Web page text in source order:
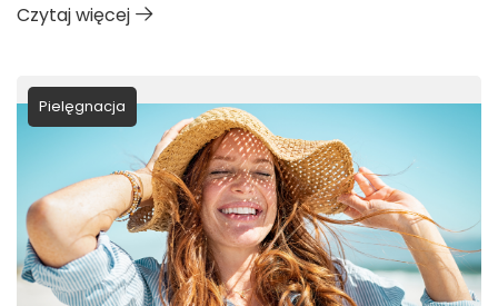
Czytaj więcej
Pielęgnacja